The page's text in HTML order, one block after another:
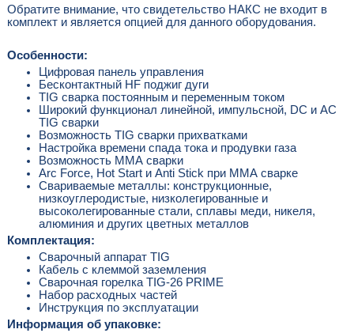
Обратите внимание, что свидетельство НАКС не входит в
комплект и является опцией для данного оборудования.
Особенности:
Цифровая панель управления
Бесконтактный HF поджиг дуги
TIG сварка постоянным и переменным током
Широкий функционал линейной, импульсной, DC и AC
TIG сварки
Возможность TIG сварки прихватками
Настройка времени спада тока и продувки газа
Возможность ММА сварки
Arc Force, Hot Start и Anti Stick при ММА сварке
Свариваемые металлы: конструкционные,
низкоуглеродистые, низколегированные и
высоколегированные стали, сплавы меди, никеля,
алюминия и других цветных металлов
Комплектация:
Сварочный аппарат TIG
Кабель с клеммой заземления
Сварочная горелка TIG-26 PRIME
Набор расходных частей
Инструкция по эксплуатации
Информация об упаковке: